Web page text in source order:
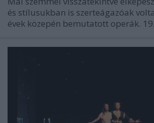
és stílusukban is szerteágazóak
évek közepén bemutatott operák.